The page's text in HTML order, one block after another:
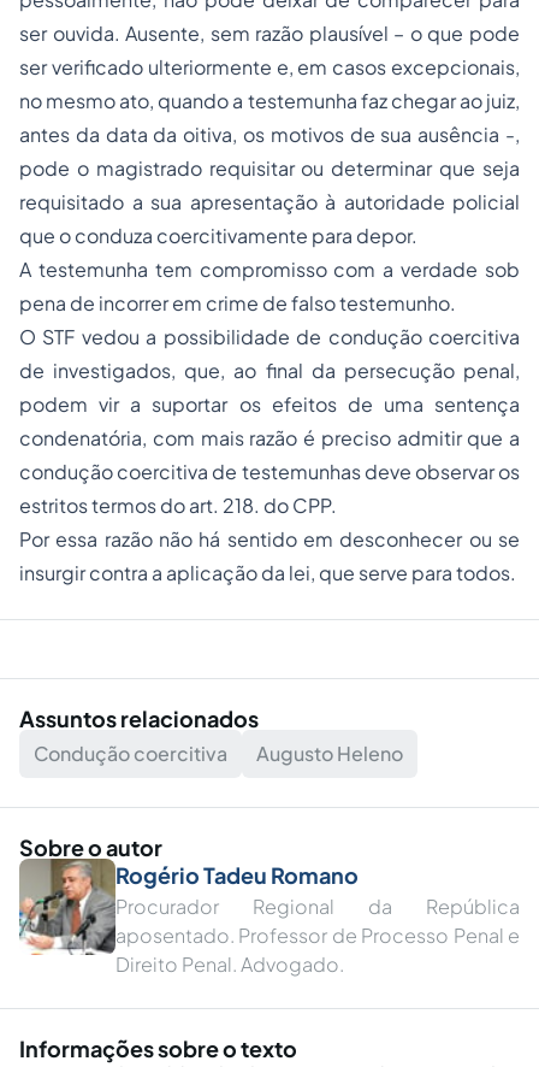
ser ouvida. Ausente, sem razão plausível – o que pode
ser verificado ulteriormente e, em casos excepcionais,
no mesmo ato, quando a testemunha faz chegar ao juiz,
antes da data da oitiva, os motivos de sua ausência -,
pode o magistrado requisitar ou determinar que seja
requisitado a sua apresentação à autoridade policial
que o conduza coercitivamente para depor.
A testemunha tem compromisso com a verdade sob
pena de incorrer em crime de falso testemunho.
O STF vedou a possibilidade de condução coercitiva
de investigados, que, ao final da persecução penal,
podem vir a suportar os efeitos de uma sentença
condenatória, com mais razão é preciso admitir que a
condução coercitiva de testemunhas deve observar os
estritos termos do art. 218. do CPP.
Por essa razão não há sentido em desconhecer ou se
insurgir contra a aplicação da lei, que serve para todos.
Assuntos relacionados
Condução coercitiva Augusto Heleno
Sobre o autor
Rogério Tadeu Romano
Procurador Regional da República
aposentado. Professor de Processo Penal e
Direito Penal. Advogado.
Informações sobre o texto